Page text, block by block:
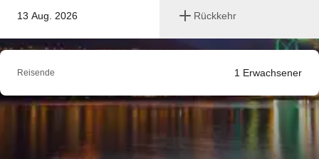
13 Aug. 2026 Rückkehr
Reisende 1 Erwachsener